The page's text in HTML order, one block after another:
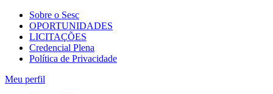
Sobre o Sesc
OPORTUNIDADES
LICITAÇÕES
Credencial Plena
Política de Privacidade
Meu perfil